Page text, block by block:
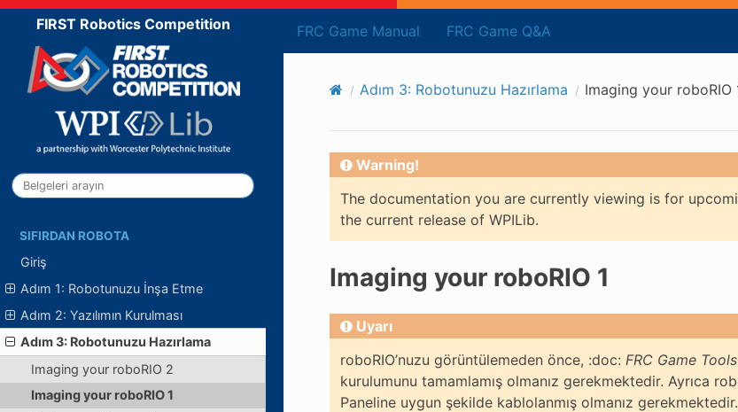
FRC Game Manual FRC Game Q&A
FIRST Robotics Competition
SIFIRDAN ROBOTA
Giriş
Adım 1: Robotunuzu İnşa Etme
Adım 2: Yazılımın Kurulması
Adım 3: Robotunuzu Hazırlama
Imaging your roboRIO 2
Imaging your roboRIO 1
Adım 3: Robotunuzu Hazırlama Imaging your roboRIO
Warning!
The documentation you are currently viewing is for
the current release of WPILib.
Imaging your roboRIO 1
Uyarı
roboRIO’nuzu görüntülemeden önce, :doc: FRC Game
kurulumunu tamamlamış olmanız gerekmektedir. Ayrıca
Paneline uygun şekilde kablolanmış olmanız